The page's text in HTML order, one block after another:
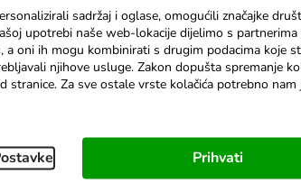
sadržaj i oglase, omogućili značajke
upotrebi naše web-lokacije dijelimo s partnerima
a oni ih mogu kombinirati s drugim podacima koje
njihove usluge. Zakon dopušta spremanje
stranice. Za sve ostale vrste kolačića potrebno nam
Prihvati
Na zalihama
igru. Uz ovu imitaciju hrane, dijete će
su od provjerenog plastičnog